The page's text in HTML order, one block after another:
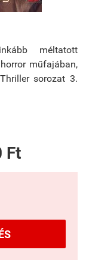
méltatott
műfajában,
sorozat 3.
Ft